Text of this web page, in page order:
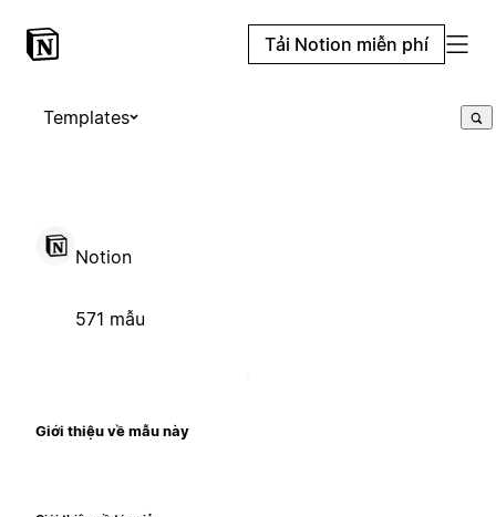
Tải Notion miễn phí
Templates
Notion
571 mẫu
Giới thiệu về mẫu này